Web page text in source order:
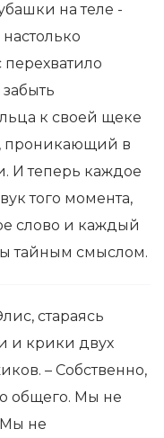
на теле -
перехватило
к своей щеке
проникающий в
И теперь каждое
того момента,
слово и каждый
тайным смыслом.
стараясь
и крики двух
– Собственно,
общего. Мы не
Мы не